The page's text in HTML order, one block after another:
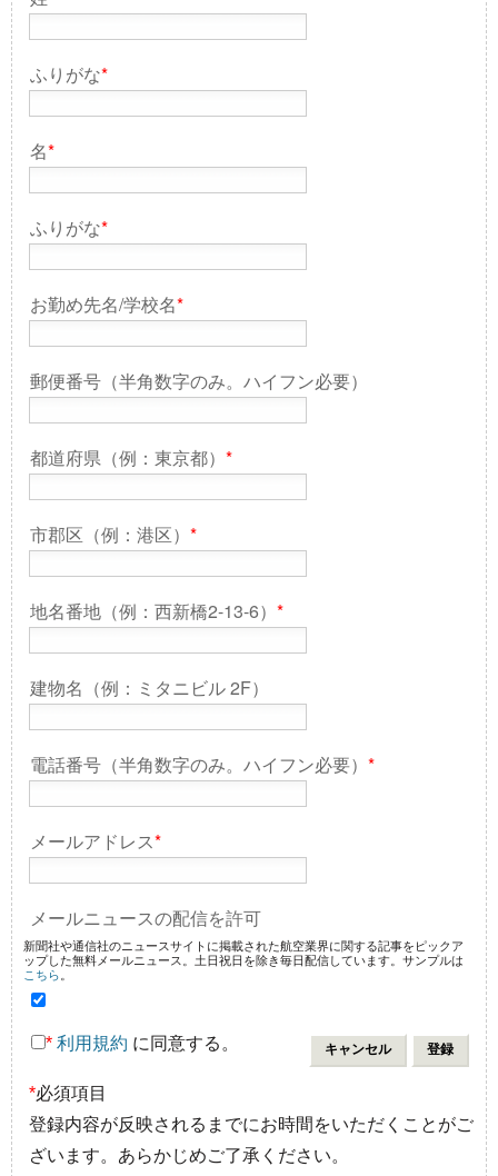
ふりがな*
名*
ふりがな*
お勤め先名/学校名*
郵便番号（半角数字のみ。ハイフン必要）
都道府県（例：東京都） *
市郡区（例：港区） *
地名番地（例：西新橋2-13-6） *
建物名（例：ミタニビル 2F）
電話番号（半角数字のみ。ハイフン必要） *
メールアドレス*
メールニュースの配信を許可
新聞社や通信社のニュースサイトに掲載された航空業界に関する記事をピックア
ップした無料メールニュース。土日祝日を除き毎日配信しています。サンプルは
こちら
* 利用規約 に同意する。
*必須項目
登録内容が反映されるまでにお時間をいただくことがご
ざいます。あらかじめご了承ください。